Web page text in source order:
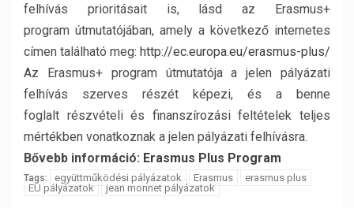
felhívás prioritásait is, lásd az Erasmus+
program útmutatójában, amely a következő internetes
címen található meg: http://ec.europa.eu/erasmus-plus/
Az Erasmus+ program útmutatója a jelen pályázati
felhívás szerves részét képezi, és a benne
foglalt részvételi és finanszírozási feltételek teljes
mértékben vonatkoznak a jelen pályázati felhívásra.
Bővebb információ: Erasmus Plus Program
Tags: együttműködési pályázatok Erasmus
erasmus plus
EU pályázatok
jean monnet pályázatok